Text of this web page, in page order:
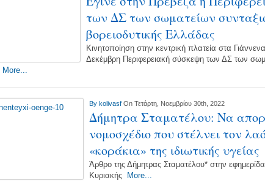
των ΔΣ των σωματείων
βορειοδυτικής Ελλάδας
Κινητοποίηση στην κεντρική πλατεία στα
Δεκέμβρη Περιφερειακή σύσκεψη των ΔΣ των
More...
By kolivasf On Τετάρτη, Νοεμβρίου 30th, 2022
Δήμητρα Σταματέλου: Να
νομοσχέδιο που στέλνει τον
«κοράκια» της ιδιωτικής υγείας
Άρθρο της Δήμητρας Σταματέλου* στην
Κυριακής
More...